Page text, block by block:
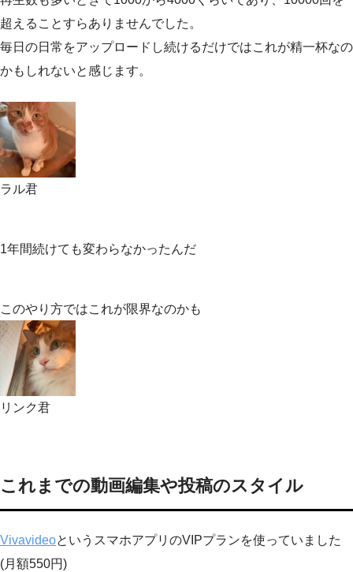
超えることすらありませんでした。
毎日の日常をアップロードし続けるだけではこれが精一杯なの
かもしれないと感じます。
ラル君
1年間続けても変わらなかったんだ
このやり方ではこれが限界なのかも
リンク君
これまでの動画編集や投稿のスタイル
VivavideoというスマホアプリのVIPプランを使っていました
(月額550円)